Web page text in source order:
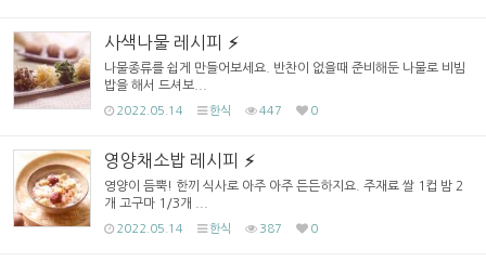
사색나물 레시피
나물종류를 쉽게 만들어보세요. 반찬이 없을때 준비해둔 나물로 비빔
밥을 해서 드셔보...
2022.05.14 한식 447 0
영양채소밥 레시피
영양이 듬뿍! 한끼 식사로 아주 아주 든든하지요. 주재료 쌀 1컵 밤 2
개 고구마 1/3개 ...
2022.05.14 한식 387 0